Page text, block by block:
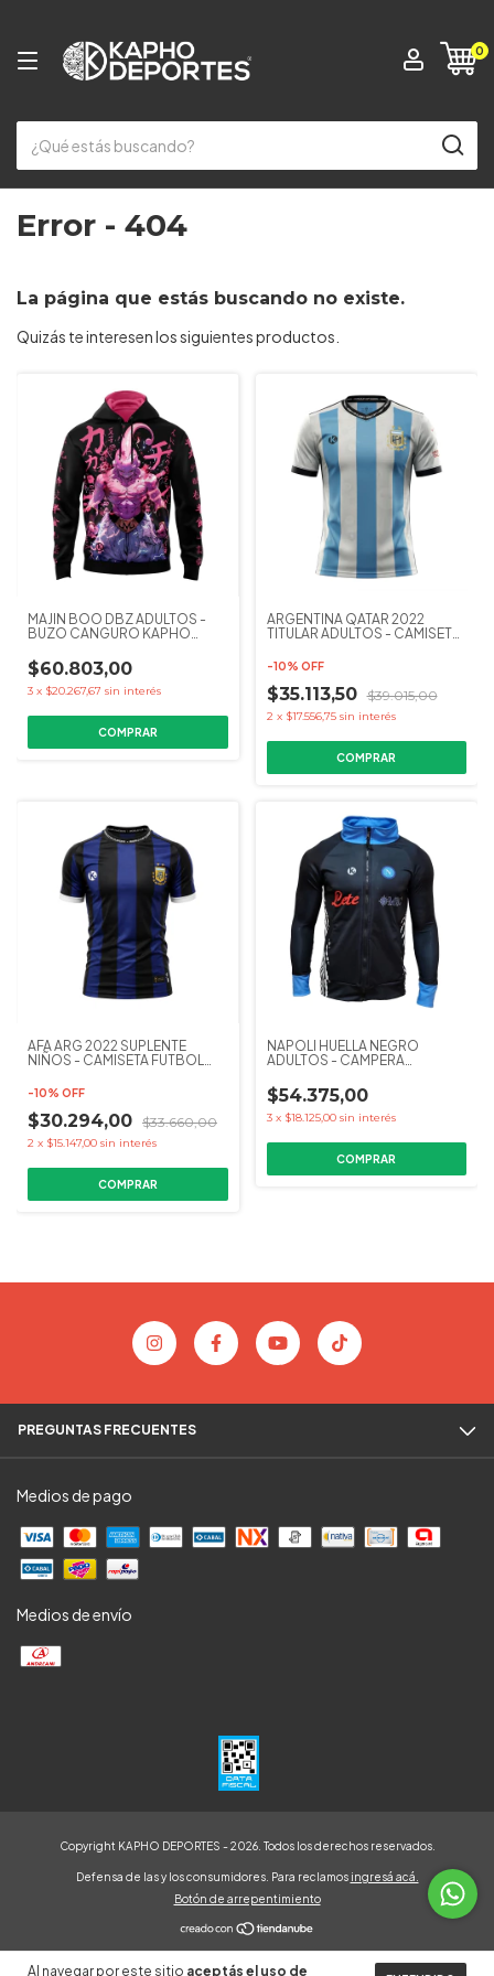
0
Al navegar por este sitio aceptás el uso de
Error - 404
La página que estás buscando no existe.
Quizás te interesen los siguientes productos.
MAJIN BOO DBZ ADULTOS -
BUZO CANGURO KAPHO
$60.803,00
3 x $20.267,67 sin interés
COMPRAR
ARGENTINA QATAR 2022
TITULAR ADULTOS - CAMISETA
-10% OFF
$35.113,50 $39.015,00
2 x $17.556,75 sin interés
COMPRAR
AFA ARG 2022 SUPLENTE
NIÑOS - CAMISETA FUTBOL
-10% OFF
$30.294,00 $33.660,00
2 x $15.147,00 sin interés
COMPRAR
NAPOLI HUELLA NEGRO
ADULTOS - CAMPERA
$54.375,00
3 x $18.125,00 sin interés
COMPRAR
PREGUNTAS FRECUENTES
Medios de pago
Medios de envío
Copyright KAPHO DEPORTES - 2026. Todos los derechos reservados.
Defensa de las y los consumidores. Para reclamos ingresá acá.
Botón de arrepentimiento